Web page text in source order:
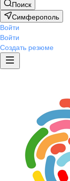
Поиск
Симферополь
Войти
Войти
Создать резюме